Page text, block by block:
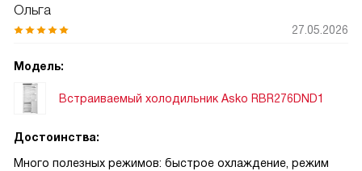
Ольга
27.05.2026
Модель:
Встраиваемый холодильник Asko RBR276DND1
Достоинства:
Много полезных режимов: быстрое охлаждение, режим